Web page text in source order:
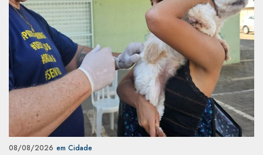
08/08/2026 em Cidade